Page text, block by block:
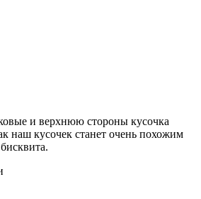
и верхнюю стороны кусочка
наш кусочек станет очень похожим